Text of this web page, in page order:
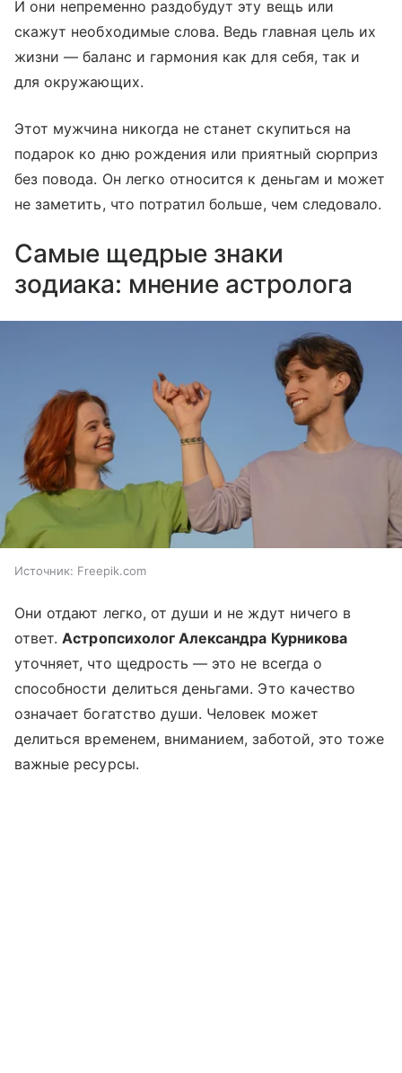
И они непременно раздобудут эту вещь или
скажут необходимые слова. Ведь главная цель их
жизни — баланс и гармония как для себя, так и
для окружающих.
Этот мужчина никогда не станет скупиться на
подарок ко дню рождения или приятный сюрприз
без повода. Он легко относится к деньгам и может
не заметить, что потратил больше, чем следовало.
Самые щедрые знаки
зодиака: мнение астролога
Источник: Freepik.com
Они отдают легко, от души и не ждут ничего в
ответ.Астропсихолог Александра Курникова
уточняет, что щедрость — это не всегда о
способности делиться деньгами. Это качество
означает богатство души. Человек может
делиться временем, вниманием, заботой, это тоже
важные ресурсы.